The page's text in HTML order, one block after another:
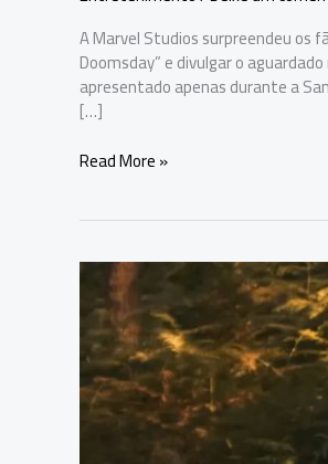
A Marvel Studios surpreendeu os
Doomsday” e divulgar o
apresentado apenas durante a
[…]
Marvel
de
‘Vingadores:
Doomsday’
abre
pré-
venda
dos
Read More »